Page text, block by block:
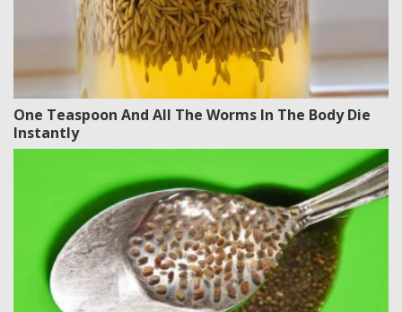
One Teaspoon And All The Worms In The Body Die
Instantly